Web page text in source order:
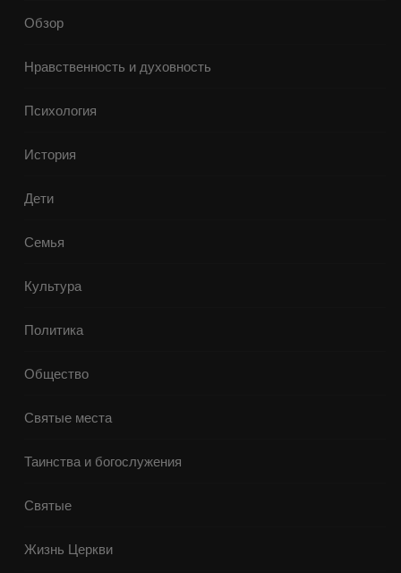
Обзор
Нравственность и духовность
Психология
История
Дети
Семья
Культура
Политика
Общество
Святые места
Таинства и богослужения
Святые
Жизнь Церкви